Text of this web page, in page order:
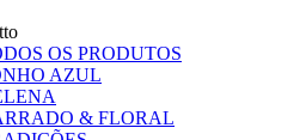
OS PRODUTOS
AZUL
& FLORAL